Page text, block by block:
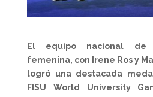
El equipo nacional de
femenina, con Irene Ros y
logró una destacada
FISU World University